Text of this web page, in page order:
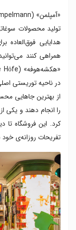
تولید محصولات
هدایایی فوق‌العاده
همراهی کنند
در ناحیه توریستی
از بهترین جاهایی
را انجام دهند و یکی
کرد. این فروشگاه تا
تفریحات روزانه‌ی